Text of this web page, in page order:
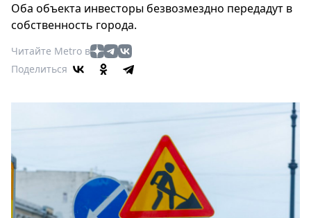
Туризм
Мода
Театр
Кино
Выставки
релизы
О
Metro
Оба объекта инвесторы безвозмездно передадут в
собственность города.
Читайте Metro в
Поделиться